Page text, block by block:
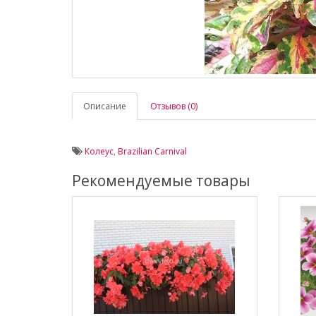
Описание Отзывов (0)
Колеус, Brazilian Carnival
Рекомендуемые товары